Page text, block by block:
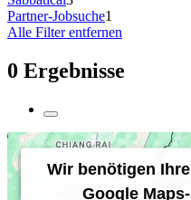
Partner-Jobsuche1
Alle Filter entfernen
0 Ergebnisse
Wir benötigen
Google